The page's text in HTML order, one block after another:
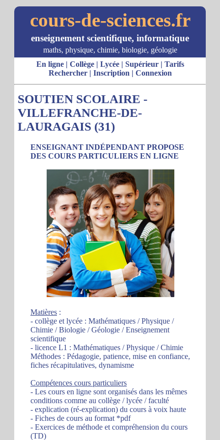
cours-de-sciences.fr
enseignement scientifique, informatique
maths, physique, chimie, biologie, géologie
En ligne| Collège| Lycée| Supérieur| Tarifs
Rechercher| Inscription | Connexion
SOUTIEN SCOLAIRE -
VILLEFRANCHE-DE-
LAURAGAIS (31)
ENSEIGNANT INDÉPENDANT PROPOSE
DES COURS PARTICULIERS EN LIGNE
Matières :
- collège et lycée : Mathématiques / Physique /
Chimie / Biologie / Géologie / Enseignement
scientifique
- licence L1 : Mathématiques / Physique / Chimie
Méthodes : Pédagogie, patience, mise en confiance,
fiches récapitulatives, dynamisme
Compétences cours particuliers
- Les cours en ligne sont organisés dans les mêmes
conditions comme au collège / lycée / faculté
- explication (ré-explication) du cours à voix haute
- Fiches de cours au format *pdf
- Exercices de méthode et compréhension du cours
(TD)